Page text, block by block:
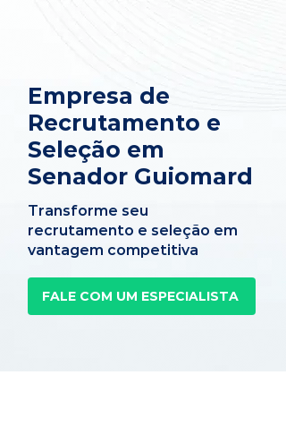
Empresa de
Recrutamento e
Seleção em
Senador Guiomard
Transforme seu
recrutamento e seleção em
vantagem competitiva
FALE COM UM ESPECIALISTA